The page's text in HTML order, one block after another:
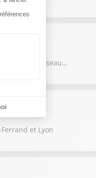
votre réseau…
et Lyon